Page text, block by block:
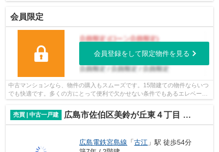
会員限定
会員登録をして限定物件を見る
中古マンションなら、物件の購入もスムーズです。15階建ての物件ならいつ
でも快適です。多くの方にとって便利で欠かせない条件でもあるエレベータ
売買 | 中古一戸建
広島市佐伯区美鈴が丘東４丁目 美鈴が丘
広島電鉄宮島線 「古江 」駅 徒歩54分